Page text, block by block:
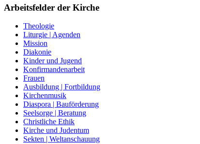
Arbeitsfelder der Kirche
Theologie
Liturgie | Agenden
Mission
Diakonie
Kinder und Jugend
Konfirmandenarbeit
Frauen
Ausbildung | Fortbildung
Kirchenmusik
Diaspora | Bauförderung
Seelsorge | Beratung
Christliche Ethik
Kirche und Judentum
Sekten | Weltanschauung